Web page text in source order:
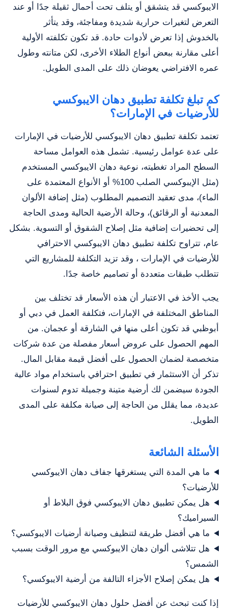
الايبوكسي قد يتشقق أو يتلف تحت أحمال ثقيلة جدًا أو عند
التعرض لتغيرات حرارية شديدة ومفاجئة، وقد يتأثر
بالخدوش إذا تعرض لأدوات حادة. قد تكون تكلفته الأولية
أعلى مقارنة ببعض أنواع الطلاء الأخرى، لكن متانته وطول
عمره الافتراضي يعوضان ذلك على المدى الطويل.
كم تبلغ تكلفة تطبيق دهان الايبوكسي
للأرضيات في الإمارات؟
تعتمد تكلفة تطبيق دهان الايبوكسي للأرضيات في الإمارات
على عدة عوامل رئيسية. تشمل هذه العوامل مساحة
السطح المراد تغطيته، نوعية دهان الايبوكسي المستخدم
(مثل الإيبوكسي الصلب 100% أو الأنواع المعتمدة على
الماء)، مدى تعقيد التصميم المطلوب (مثل إضافة الألوان
المعدنية أو الرقائق)، وحالة الأرضية الحالية ومدى الحاجة
إلى تحضيرات إضافية مثل إصلاح الشقوق أو التسوية. بشكل
عام، تتراوح تكلفة تطبيق دهان الايبوكسي الاحترافي
للأرضيات في الإمارات ، وقد تزيد التكلفة للمشاريع التي
تتطلب طبقات متعددة أو تصاميم خاصة جدًا.
يجب الأخذ في الاعتبار أن هذه الأسعار قد تختلف بين
المناطق المختلفة في الإمارات، فتكلفة العمل في دبي أو
أبوظبي قد تكون أعلى منها في الشارقة أو عجمان. من
المهم الحصول على عروض أسعار مفصلة من عدة شركات
متخصصة لضمان الحصول على أفضل قيمة مقابل المال.
تذكر أن الاستثمار في تطبيق احترافي باستخدام مواد عالية
الجودة سيضمن لك أرضية متينة وجميلة تدوم لسنوات
عديدة، مما يقلل من الحاجة إلى صيانة مكلفة على المدى
الطويل.
الأسئلة الشائعة
ما هي المدة التي يستغرقها جفاف دهان الايبوكسي
للأرضيات؟
هل يمكن تطبيق دهان الايبوكسي فوق البلاط أو
السيراميك؟
ما هي أفضل طريقة لتنظيف وصيانة أرضيات الايبوكسي؟
هل تتلاشى ألوان دهان الايبوكسي مع مرور الوقت بسبب
الشمس؟
هل يمكن إصلاح الأجزاء التالفة من أرضية الايبوكسي؟
إذا كنت تبحث عن أفضل حلول دهان الايبوكسي للأرضيات